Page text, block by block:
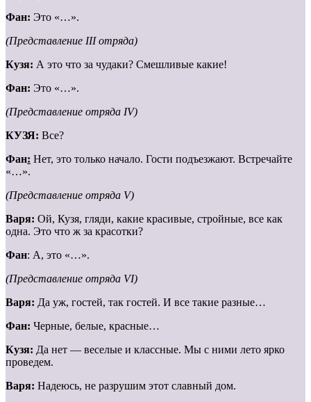
Фан: Это «…».
(Представление III отряда)
Кузя: А это что за чудаки? Смешливые какие!
Фан: Это «…».
(Представление отряда IV)
КУЗЯ: Все?
Фан: Нет, это только начало. Гости подъезжают. Встречайте
«…».
(Представление отряда V)
Варя: Ой, Кузя, гляди, какие красивые, стройные, все как
одна. Это что ж за красотки?
Фан: А, это «…».
(Представление отряда VI)
Варя: Да уж, гостей, так гостей. И все такие разные…
Фан: Черные, белые, красные…
Кузя: Да нет — веселые и классные. Мы с ними лето ярко
проведем.
Варя: Надеюсь, не разрушим этот славный дом.